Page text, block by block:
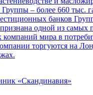
– более 660 тыс.
банков
одной из
мира в
торгуются на